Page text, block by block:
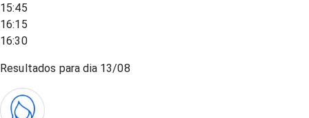
15:45
16:15
16:30
Resultados para dia 13/08